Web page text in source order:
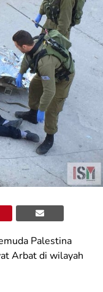
Palestina
Arbat di wilayah